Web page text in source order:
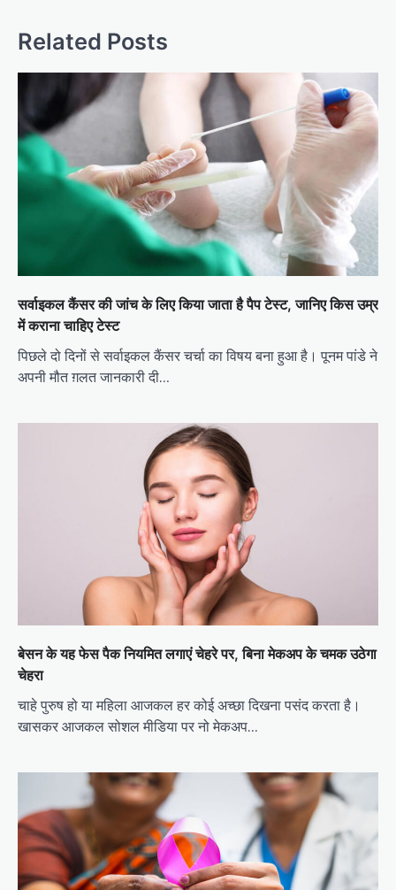
Related Posts
सर्वाइकल कैंसर की जांच के लिए किया जाता है पैप टेस्ट, जानिए किस उम्र
में कराना चाहिए टेस्ट
पिछले दो दिनों से सर्वाइकल कैंसर चर्चा का विषय बना हुआ है। पूनम पांडे ने
अपनी मौत ग़लत जानकारी दी…
बेसन के यह फेस पैक नियमित लगाएं चेहरे पर, बिना मेकअप के चमक उठेगा
चेहरा
चाहे पुरुष हो या महिला आजकल हर कोई अच्छा दिखना पसंद करता है।
खासकर आजकल सोशल मीडिया पर नो मेकअप…